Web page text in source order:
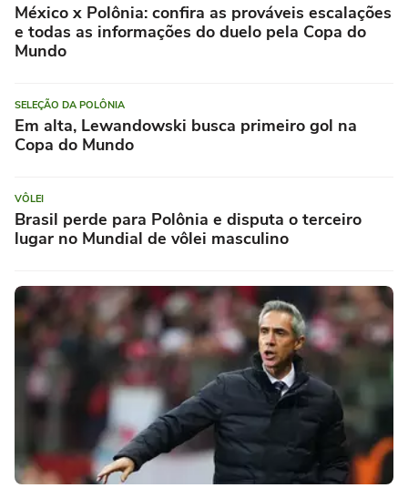
México x Polônia: confira as prováveis escalações
e todas as informações do duelo pela Copa do
Mundo
SELEÇÃO DA POLÔNIA
Em alta, Lewandowski busca primeiro gol na
Copa do Mundo
VÔLEI
Brasil perde para Polônia e disputa o terceiro
lugar no Mundial de vôlei masculino